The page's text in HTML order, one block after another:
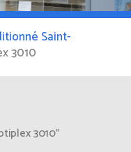
Saint-
3010
3010”